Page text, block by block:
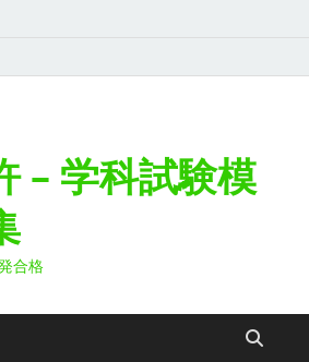
– 学科試験模
合格